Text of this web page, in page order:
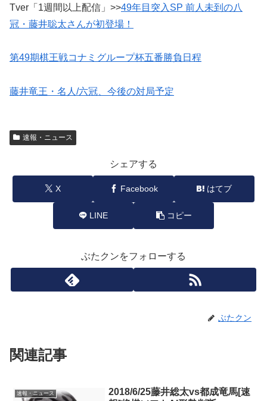
Tver「1週間以上配信」>>49年目突入SP 前人未到の八
冠・藤井聡太さんが初登場！
第49期棋王戦コナミグループ杯五番勝負日程
藤井竜王・名人/六冠、今後の対局予定
速報・ニュース
シェアする
X Facebook はてブ
LINE コピー
ぶたクンをフォローする
ぶたクン
関連記事
速報・ニュース
2018/6/25藤井総太vs都成竜馬[速